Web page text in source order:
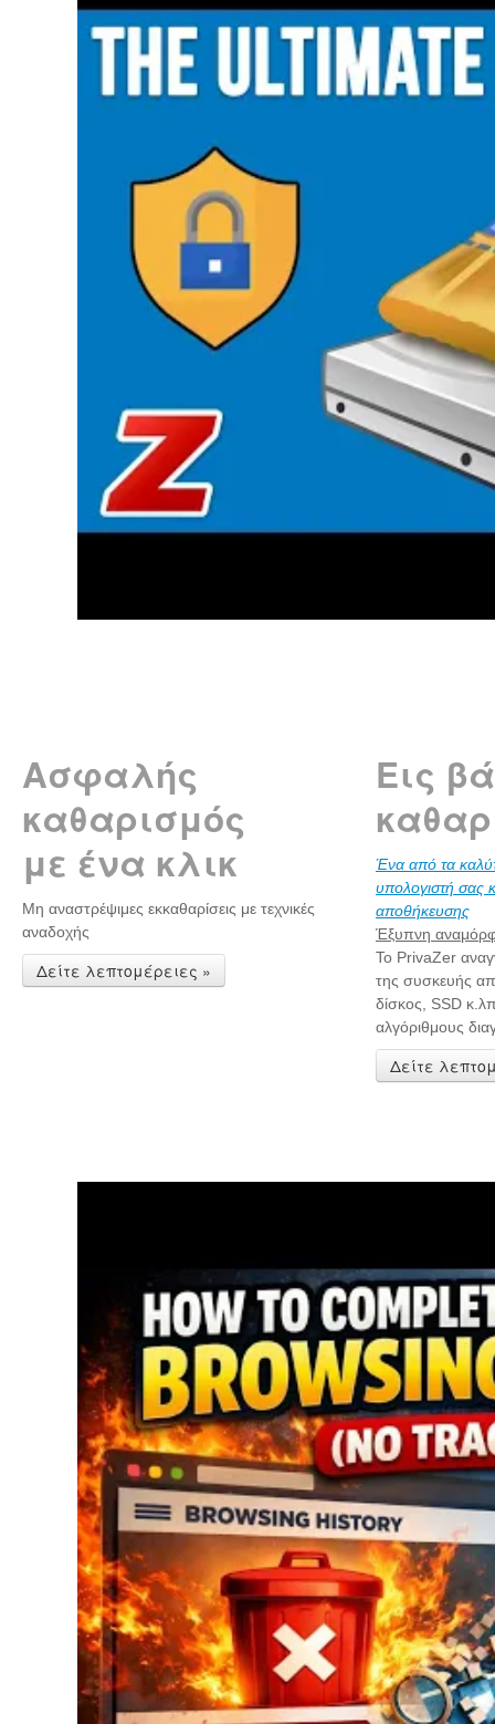
Ασφαλής
καθαρισμός
με ένα κλικ
Μη αναστρέψιμες εκκαθαρίσεις με τεχνικές
αναδοχής
Δείτε λεπτομέρειες »
Εις
Ένα από τα
υπολογιστή σας
αποθήκευσης
Έξυπνη
Το PrivaZer
της συσκευής
δίσκος, SSD
αλγόριθμους
Δείτε